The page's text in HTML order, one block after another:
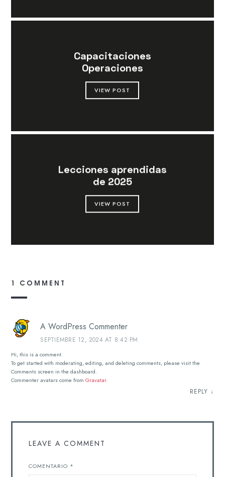
Capacitaciones
Operaciones
VIEW POST
Lecciones aprendidas
de 2025
VIEW POST
1 COMMENT
A WordPress Commenter
SEPTIEMBRE 12, 2024 AT 8:42 PM
Hi, this is a comment.
To get started with moderating, editing, and deleting comments, please visit the
Comments screen in the dashboard.
Commenter avatars come fromGravatar.
REPLY ↓
LEAVE A COMMENT
COMENTARIO *